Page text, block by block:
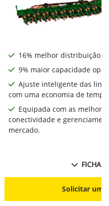
16% melhor distribuição
9% maior capacidade
Ajuste inteligente das
com uma economia de
Equipada com as
conectividade e
mercado.
FICHA
Solicitar